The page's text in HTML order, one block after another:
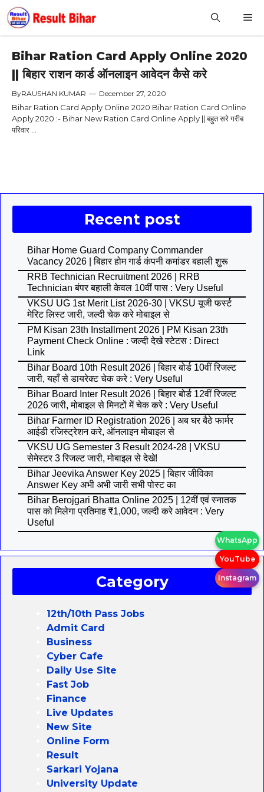
Skip
to
content
Bihar Ration Card Apply Online 2020
|| बिहार राशन कार्ड ऑनलाइन आवेदन कैसे करे
ByRAUSHAN KUMAR — December 27, 2020
Bihar Ration Card Apply Online 2020 Bihar Ration Card Online
Apply 2020 :- Bihar New Ration Card Online Apply || बहुत सरे गरीब
परिवार ...
Recent post
Bihar Home Guard Company Commander
Vacancy 2026 | बिहार होम गार्ड कंपनी कमांडर बहाली शुरू
RRB Technician Recruitment 2026 | RRB
Technician बंपर बहाली केवल 10वीं पास : Very Useful
VKSU UG 1st Merit List 2026-30 | VKSU यूजी फर्स्ट
मेरिट लिस्ट जारी, जल्दी चेक करे मोबाइल से
PM Kisan 23th Installment 2026 | PM Kisan 23th
Payment Check Online : जल्दी देखे स्टेटस : Direct
Link
Bihar Board 10th Result 2026 | बिहार बोर्ड 10वीं रिजल्ट
जारी, यहाँ से डायरेक्ट चेक करे : Very Useful
Bihar Board Inter Result 2026 | बिहार बोर्ड 12वीं रिजल्ट
2026 जारी, मोबाइल से मिनटों में चेक करे : Very Useful
Bihar Farmer ID Registration 2026 | अब घर बैठे फार्मर
आईडी रजिस्ट्रेशन करे, ऑनलाइन मोबाइल से
VKSU UG Semester 3 Result 2024-28 | VKSU
सेमेस्टर 3 रिजल्ट जारी, मोबाइल से देखे!
Bihar Jeevika Answer Key 2025 | बिहार जीविका
Answer Key अभी अभी जारी सभी पोस्ट का
Bihar Berojgari Bhatta Online 2025 | 12वीं एवं स्नातक
पास को मिलेगा प्रतिमाह ₹1,000, जल्दी करे आवेदन : Very
Useful
Category
12th/10th Pass Jobs
Admit Card
Business
Cyber Cafe
Daily Use Site
Fast Job
Finance
Live Updates
New Site
Online Form
Result
Sarkari Yojana
University Update
WhatsApp
YouTube
Instagram